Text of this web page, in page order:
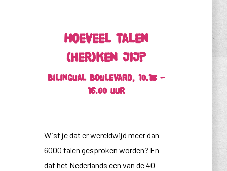
Hoeveel talen
(her)ken jij?
Bilingual Boulevard, 10.15 –
16.00 uur
Wist je dat er wereldwijd meer dan
6000 talen gesproken worden? En
dat het Nederlands een van de 40